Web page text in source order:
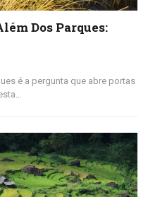
Dos Parques:
é a pergunta que abre portas